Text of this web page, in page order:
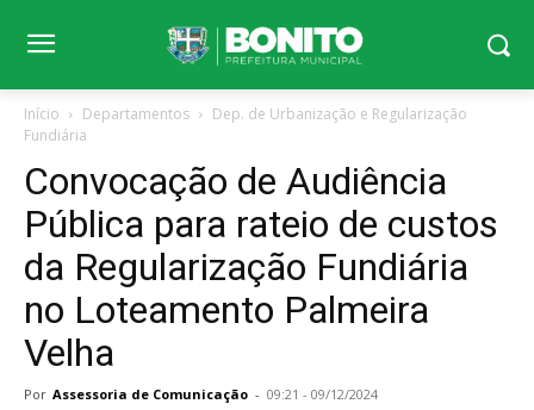
Início Departamentos
Dep. de Urbanização e Regularização
Fundiária
Convocação de Audiência
Pública para rateio de custos
da Regularização Fundiária
no Loteamento Palmeira
Velha
Por Assessoria de Comunicação - 09:21 - 09/12/2024